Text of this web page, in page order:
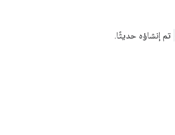
تم إنشاؤه حديثًا.